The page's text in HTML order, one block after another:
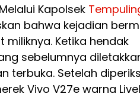
Kapolsek
bahwa kejadian
Ketika hendak
sebelumnya
terbuka. Setelah
Vivo V27e warna